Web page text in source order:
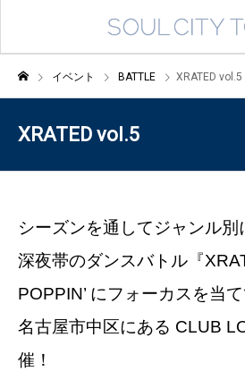
イベント BATTLE XRATED vol.5
XRATED vol.5
シーズンを通してジャンル別
深夜帯のダンスバトル『
POPPIN’ にフォーカスを当
名古屋市中区にある CLUB
催！